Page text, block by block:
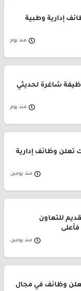
إدارية وطبية
منذ يوم
شاغرة لحديثي
منذ يوم
تعلن وظائف إدارية
منذ يومين
للتعاون
فأعلى
منذ يومين
وظائف في مجال